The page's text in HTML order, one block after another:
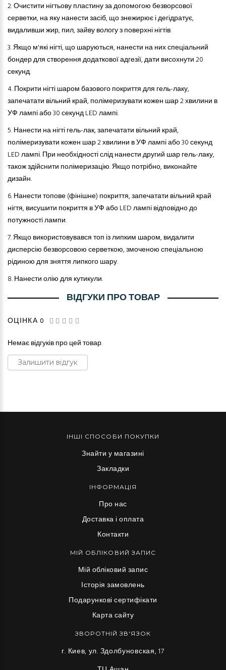
2.Очистити нігтьову пластину за допомогою безворсової
серветки, на яку нанести засіб, що знежирює і дегідратує,
видаливши жир, пил, зайву вологу з поверхні нігтів.
3.Якщо м'які нігті, що шаруються,нанести на них спеціальний
бондер для створення додаткової адгезії, дати висохнути 20
секунд.
4.Покрити нігті шаром базового покриттядля гель-лаку,
запечатати вільний край, полімеризувати кожен шар 2 хвилини в
УФ лампі або 30 секунд LED лампі.
5.Нанести на нігті гель-лак, запечатати вільний край,
полімеризувати кожен шар 2 хвилини в УФ лампі або 30 секунд
LED лампі. При необхідності слід нанести другий шар гель-лаку,
також здійснити полімеризацію. Якщо потрібно, виконайте
дизайн.
6.Нанести топове (фінішне) покриття, запечатати вільний край
нігтя, висушити покриття в УФ або LED лампі відповідно до
потужності лампи.
7.Якщо використовувався топ із липким шаром, видалити
дисперсію безворсовою серветкою, змоченою спеціальною
рідиною для зняття липкого шару.
8.Нанести олію для кутикули.
ВІДГУКИ ПРО ТОВАР
ОЦІНКА 0
Немає відгуків про цей товар.
Залишити відгук
ІНШІ СПОСОБИ ПОКУПКИ
Знайти у магазині
Закладки
ІНФОРМАЦІЯ
Про нас
Доставка і оплата
Контакти
МІЙ ОБЛІКОВИЙ ЗАПИС
Мій обліковий запис
Історія замовлень
Подарункові сертифікати
Карта сайту
ЗВОРОТНІЙ ЗВ'ЯЗОК
г. Киев, ул. Здолбуновская, 17